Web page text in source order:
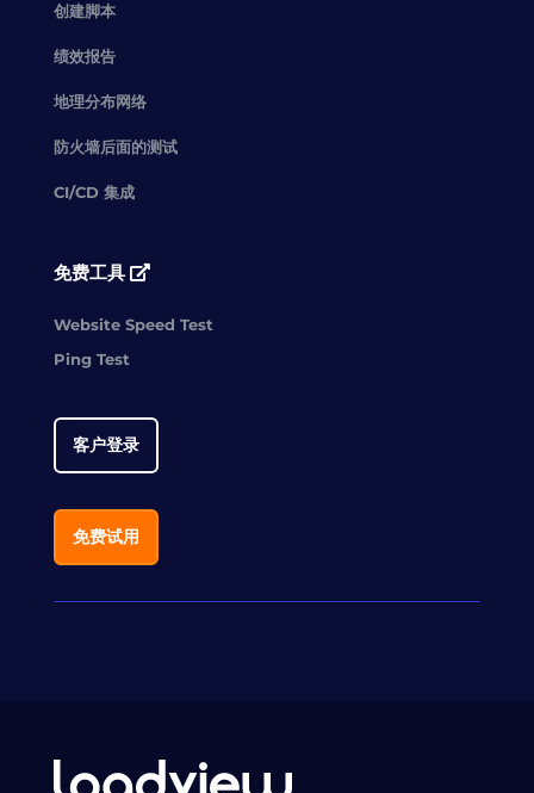
创建脚本
绩效报告
地理分布网络
防火墙后面的测试
CI/CD 集成
免费工具
Website Speed Test
Ping Test
客户登录
免费试用